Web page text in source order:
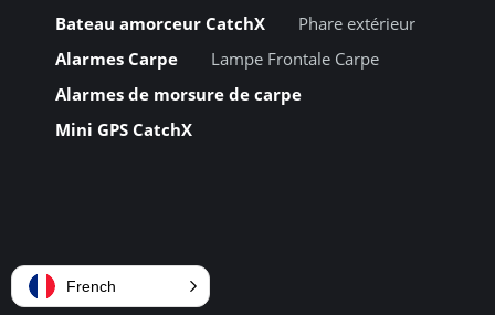
Bateau amorceur CatchX
Phare extérieur
Alarmes Carpe
Lampe Frontale Carpe
Alarmes de morsure de carpe
Mini GPS CatchX
French